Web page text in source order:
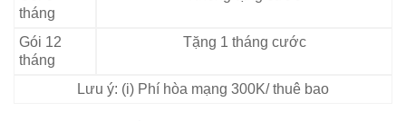
tháng
Gói 12
tháng
Tặng 1 tháng cước
Lưu ý: (i) Phí hòa mạng 300K/ thuê bao